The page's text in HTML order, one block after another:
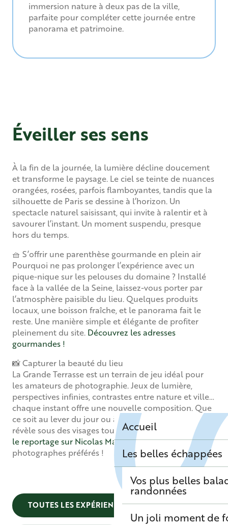
Accueil
Les belles échappées
Vos plus belles
randonnées
Un joli moment de
immersion nature à deux pas de la ville,
parfaite pour compléter cette journée entre
panorama et patrimoine.
Éveiller ses sens
À la fin de la journée, la lumière décline doucement
et transforme le paysage. Le ciel se teinte de nuances
orangées, rosées, parfois flamboyantes, tandis que la
silhouette de Paris se dessine à l’horizon. Un
spectacle naturel saisissant, qui invite à ralentir et à
savourer l’instant. Un moment suspendu, presque
hors du temps.
🧺 S’offrir une parenthèse gourmande en plein air
Pourquoi ne pas prolonger l’expérience avec un
pique-nique sur les pelouses du domaine ? Installé
face à la vallée de la Seine, laissez-vous porter par
l’atmosphère paisible du lieu. Quelques produits
locaux, une boisson fraîche, et le panorama fait le
reste. Une manière simple et élégante de profiter
pleinement du site. Découvrez les adresses
gourmandes !
📸 Capturer la beauté du lieu
La Grande Terrasse est un terrain de jeu idéal pour
les amateurs de photographie. Jeux de lumière,
perspectives infinies, contrastes entre nature et ville…
chaque instant offre une nouvelle composition. Que
ce soit au lever du jour ou à l’heure dorée, le lieu se
révèle sous des visages toujours différents.
Découvrez
le reportage sur Nicolas Maugé,l’un de nos
photographes préférés !
TOUTES LES EXPÉRIENCES